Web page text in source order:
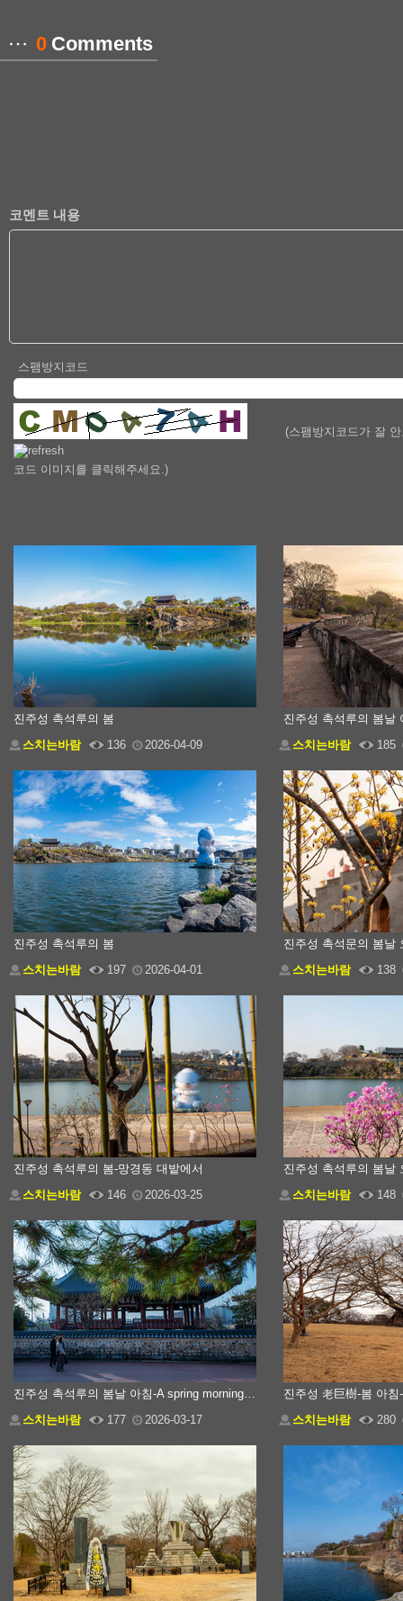
0 Comments
코멘트 내용
스팸방지코드
(스팸방지코드가 잘
코드 이미지를 클릭해주세요.)
진주성 촉석루의 봄
스치는바람
136 2026-04-09
진주성 촉석루의 봄날
스치는바람
185
진주성 촉석루의 봄
스치는바람
197 2026-04-01
진주성 촉석문의 봄날
스치는바람
138
진주성 촉석루의 봄-망경동 대밭에서
스치는바람
146 2026-03-25
진주성 촉석루의 봄날
스치는바람
148
스치는바람
177 2026-03-17 스치는바람 280